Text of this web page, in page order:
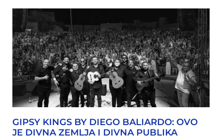
GIPSY KINGS BY DIEGO BALIARDO: OVO
JE DIVNA ZEMLJA I DIVNA PUBLIKA